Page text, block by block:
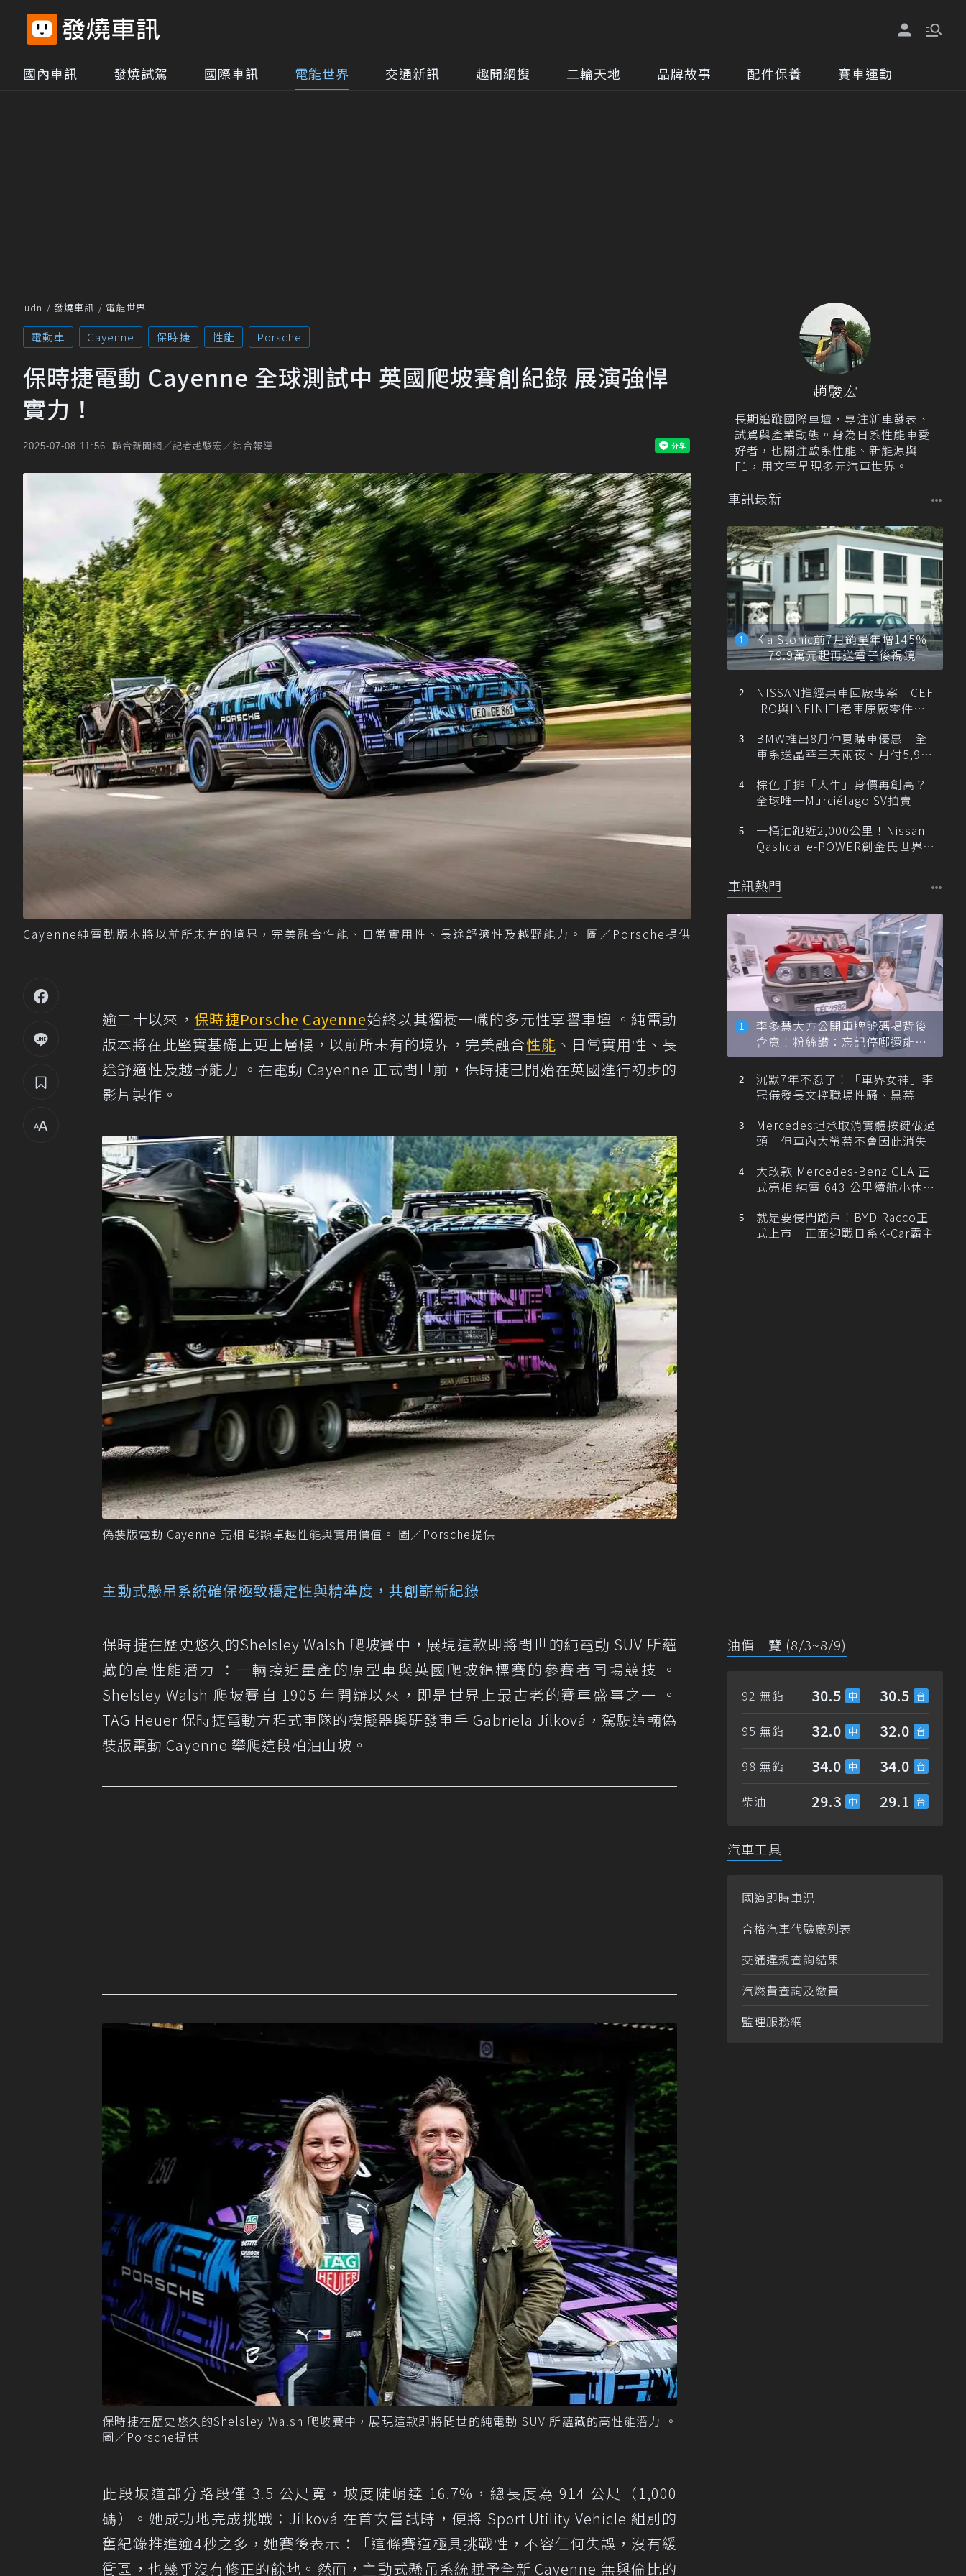
國內車訊 發燒試駕 國際車訊 電能世界 交通新訊 趣聞網搜 二輪天地 品牌故事 配件保養 賽車運動
udn 發燒車訊 電能世界
電動車 Cayenne 保時捷 性能 Porsche
保時捷電動 Cayenne 全球測試中 英國爬坡賽創紀錄 展演強悍
實力！
2025-07-08 11:56 聯合新聞網／記者趙駿宏／綜合報導
Cayenne純電動版本將以前所未有的境界，完美融合性能、日常實用性、長途舒適性及越野能力。 圖／Porsche提供
逾二十以來， 保時捷Porsche Cayenne始終以其獨樹一幟的多元性享譽車壇 。純電動
版本將在此堅實基礎上更上層樓，以前所未有的境界，完美融合性能 、日常實用性、長
途舒適性及越野能力 。在電動 Cayenne 正式問世前，保時捷已開始在英國進行初步的
影片製作。
偽裝版電動 Cayenne 亮相 彰顯卓越性能與實用價值。 圖／Porsche提供
主動式懸吊系統確保極致穩定性與精準度，共創嶄新紀錄
保時捷在歷史悠久的Shelsley Walsh 爬坡賽中，展現這款即將問世的純電動 SUV 所蘊
藏的高性能潛力 ：一輛接近量產的原型車與英國爬坡錦標賽的參賽者同場競技 。
Shelsley Walsh 爬坡賽自 1905 年開辦以來，即是世界上最古老的賽車盛事之一 。
TAG Heuer 保時捷電動方程式車隊的模擬器與研發車手 Gabriela Jílková，駕駛這輛偽
裝版電動 Cayenne 攀爬這段柏油山坡。
保時捷在歷史悠久的Shelsley Walsh 爬坡賽中，展現這款即將問世的純電動 SUV 所蘊藏的高性能潛力 。
圖／Porsche提供
此段坡道部分路段僅 3.5 公尺寬，坡度陡峭達 16.7%，總長度為 914 公尺（1,000
碼）。她成功地完成挑戰：Jílková 在首次嘗試時，便將 Sport Utility Vehicle 組別的
舊紀錄推進逾4秒之多，她賽後表示：「這條賽道極具挑戰性，不容任何失誤，沒有緩
衝區，也幾乎沒有修正的餘地。然而，主動式懸吊系統賦予全新 Cayenne 無與倫比的
趙駿宏
長期追蹤國際車壇，專注新車發表、
試駕與產業動態。身為日系性能車愛
好者，也關注歐系性能、新能源與
F1，用文字呈現多元汽車世界。
車訊最新
Kia Stonic前7月銷量年增145%
79.9萬元起再送電子後視鏡
NISSAN推經典車回廠專案 CEF
IRO與INFINITI老車原廠零件最
BMW推出8月仲夏購車優惠 全
車系送晶華三天兩夜、月付5,900
棕色手排「大牛」身價再創高？
全球唯一Murciélago SV拍賣
一桶油跑近2,000公里！Nissan
Qashqai e-POWER創金氏世界紀
車訊熱門
李多慧大方公開車牌號碼揭背後
含意！粉絲讚：忘記停哪還能幫
忙找車
沉默7年不忍了！「車界女神」李
冠儀發長文控職場性騷、黑幕
Mercedes坦承取消實體按鍵做過
頭 但車內大螢幕不會因此消失
大改款 Mercedes-Benz GLA 正
式亮相 純電 643 公里續航小休
就是要侵門踏戶！BYD Racco正
式上市 正面迎戰日系K-Car霸主
油價一覽 (8/3~8/9)
92 無鉛 30.5 30.5
95 無鉛 32.0 32.0
98 無鉛 34.0 34.0
柴油 29.3 29.1
汽車工具
國道即時車況
合格汽車代驗廠列表
交通違規查詢結果
汽燃費查詢及繳費
監理服務網